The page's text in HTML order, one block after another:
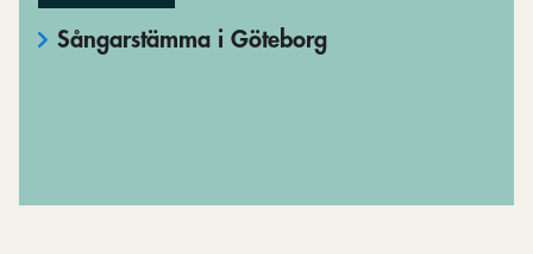
Sångarstämma i Göteborg